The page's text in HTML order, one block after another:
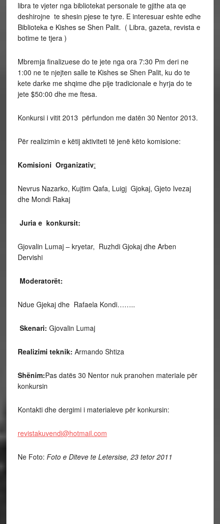
libra te vjeter nga bibliotekat personale te gjithe ata qe
deshirojne te shesin pjese te tyre. E interesuar eshte edhe
Biblioteka e Kishes se Shen Palit. ( Libra, gazeta, revista e
botime te tjera )
Mbremja finalizuese do te jete nga ora 7:30 Pm deri ne
1:00 ne te njejten salle te Kishes se Shen Palit, ku do te
kete darke me shqime dhe pije tradicionale e hyrja do te
jete $50:00 dhe me ftesa.
Konkursi i vitit 2013 përfundon me datën 30 Nentor 2013.
Për realizimin e këtij aktiviteti të jenë këto komisione:
Komisioni Organizativ:
Nevrus Nazarko, Kujtim Qafa, Luigj Gjokaj, Gjeto Ivezaj
dhe Mondi Rakaj
Juria e konkursit:
Gjovalin Lumaj – kryetar, Ruzhdi Gjokaj dhe Arben
Dervishi
Moderatorët:
Ndue Gjekaj dhe Rafaela Kondi……..
Skenari: Gjovalin Lumaj
Realizimi teknik: Armando Shtiza
Shënim:Pas datës 30 Nentor nuk pranohen materiale për
konkursin
Kontakti dhe dergimi i materialeve për konkursin:
revistakuvendi@hotmail.com
Ne Foto: Foto e Diteve te Letersise, 23 tetor 2011